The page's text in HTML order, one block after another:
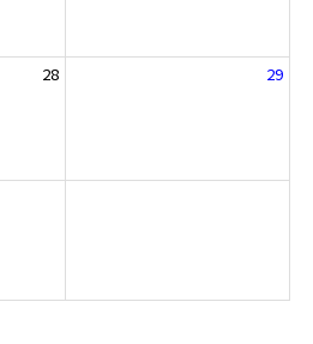
28 29